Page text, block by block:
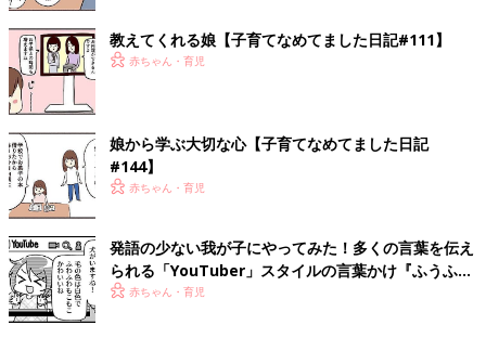
教えてくれる娘【子育てなめてました日記#111】
赤ちゃん・育児
娘から学ぶ大切な心【子育てなめてました日記
#144】
赤ちゃん・育児
発語の少ない我が子にやってみた！多くの言葉を伝え
られる「YouTuber」スタイルの言葉かけ『ふうふう
子育て ＃65』
赤ちゃん・育児